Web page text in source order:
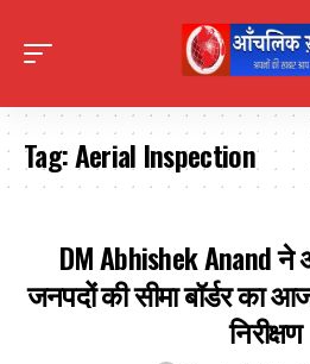
Tag:Aerial Inspection
DM Abhishek Anand ने
जनपदों की सीमा बॉर्डर का
निरीक्षण